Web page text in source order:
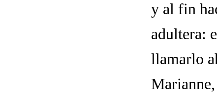
y al fin
adultera:
llamarlo